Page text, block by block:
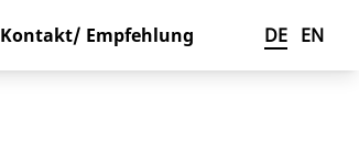
Kontakt/ Empfehlung DE EN